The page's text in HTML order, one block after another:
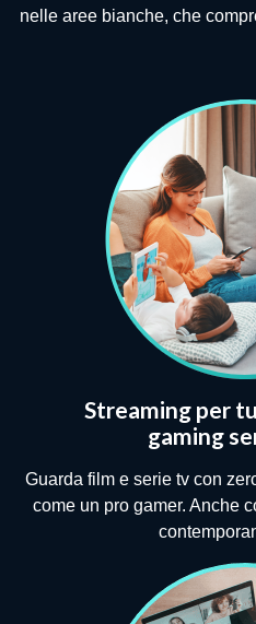
nelle aree bianche, che
Streaming per
gaming
Guarda film e serie tv con
come un pro gamer. Anche